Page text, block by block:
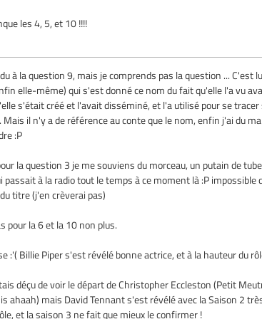
les 4, 5, et 10 !!!!
à la question 9, mais je comprends pas la question ... C'est
elle-même) qui s'est donné ce nom du fait qu'elle l'a vu
s'était créé et l'avait disséminé, et l'a utilisé pour se
Mais il n'y a de référence au conte que le nom, enfin j'ai du
:P
la question 3 je me souviens du morceau, un putain de
passait à la radio tout le temps à ce moment là :P impossible
titre (j'en crèverai pas)
pour la 6 et la 10 non plus.
:'( Billie Piper s'est révélé bonne actrice, et à la hauteur du
déçu de voir le départ de Christopher Eccleston (Petit
ahaah) mais David Tennant s'est révélé avec la Saison 2
et la saison 3 ne fait que mieux le confirmer !